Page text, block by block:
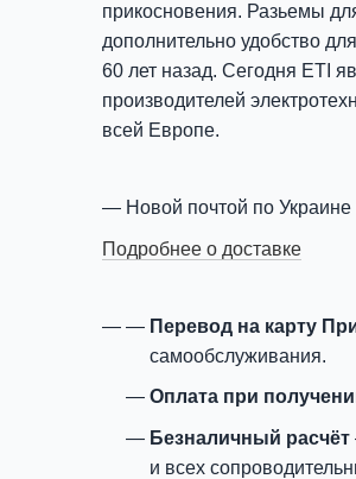
прикосновения. Разьемы
дополнительно удобство
60 лет назад. Сегодня ETI
производителей
всей Европе.
Новой почтой по
Подробнее о доставке
Перевод на карту
самообслуживания.
Оплата при
Безналичный расчёт
и всех